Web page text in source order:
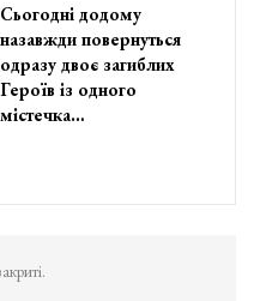
Сьогодні додому
назавжди повернуться
одразу двоє загиблих
Героїв із одного
містечка…